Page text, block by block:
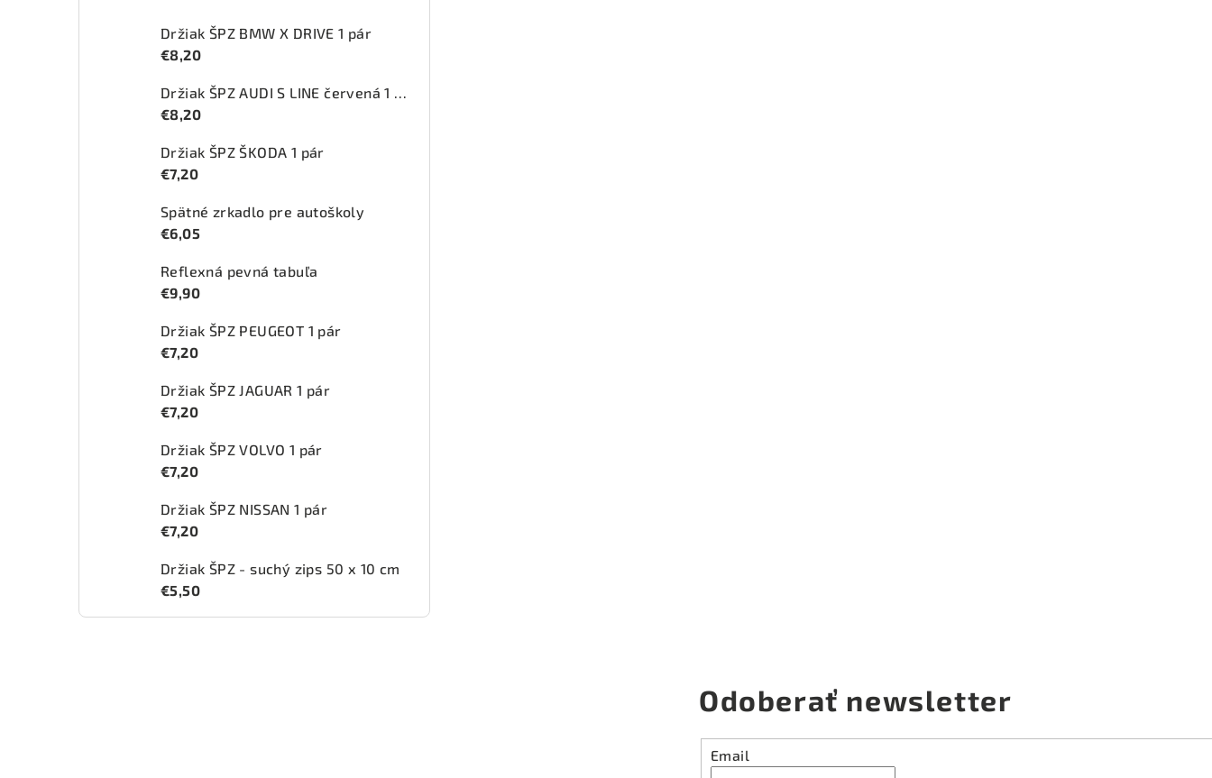
Držiak ŠPZ BMW X DRIVE 1 pár
€8,20
Držiak ŠPZ AUDI S LINE červená 1 pár
€8,20
Držiak ŠPZ ŠKODA 1 pár
€7,20
Spätné zrkadlo pre autoškoly
€6,05
Reflexná pevná tabuľa
€9,90
Držiak ŠPZ PEUGEOT 1 pár
€7,20
Držiak ŠPZ JAGUAR 1 pár
€7,20
Držiak ŠPZ VOLVO 1 pár
€7,20
Držiak ŠPZ NISSAN 1 pár
€7,20
Držiak ŠPZ - suchý zips 50 x 10 cm
€5,50
Odoberať newsletter
Email